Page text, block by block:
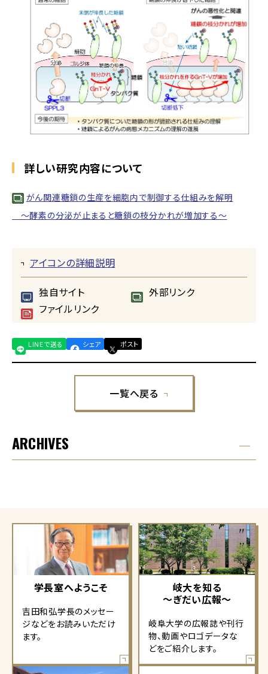
詳しい研究内容について
がん関連糖鎖の生産を細胞内で制御する仕組みを解明
～酵素の分泌が止まると糖鎖の枝分かれが増加する～
アイコンの詳細説明
独自サイト
外部リンク
ファイルリンク
LINEで送る シェア ポスト
一覧へ戻る
ARCHIVES
学長室へようこそ
吉田和弘学長のメッセー
ジなどをお読みいただけ
ます。
岐大を知る
～ぎだい広報～
岐阜大学の広報誌や刊行
物、動画やロゴデータな
どをご紹介します。